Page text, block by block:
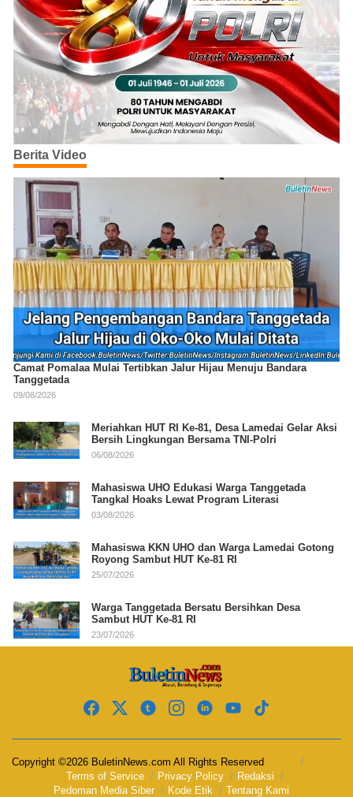
Berita Video
Camat Pomalaa Mulai Tertibkan Jalur Hijau Menuju Bandara
Tanggetada
09/08/2026
Meriahkan HUT RI Ke-81, Desa Lamedai Gelar Aksi
Bersih Lingkungan Bersama TNI-Polri
06/08/2026
Mahasiswa UHO Edukasi Warga Tanggetada
Tangkal Hoaks Lewat Program Literasi
03/08/2026
Mahasiswa KKN UHO dan Warga Lamedai Gotong
Royong Sambut HUT Ke-81 RI
25/07/2026
Warga Tanggetada Bersatu Bersihkan Desa
Sambut HUT Ke-81 RI
23/07/2026
Copyright ©2026 BuletinNews.com All Rights Reserved
Terms of Service
Privacy Policy
Redaksi
Pedoman Media Siber
Kode Etik Tentang Kami